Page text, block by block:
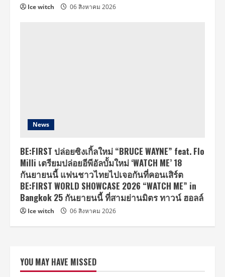
Ice witch 06 สิงหาคม 2026
News
BE:FIRST ปล่อยซิงเกิ้ลใหม่ “BRUCE WAYNE” feat. Flo
Milli เตรียมปล่อยอีพีอัลบั้มใหม่ ‘WATCH ME’ 18
กันยายนนี้ แฟนชาวไทยไปเจอกันที่คอนเสิร์ต
BE:FIRST WORLD SHOWCASE 2026 “WATCH ME” in
Bangkok 25 กันยายนนี้ ที่สามย่านมิตร ทาวน์ ฮอลล์
Ice witch 06 สิงหาคม 2026
YOU MAY HAVE MISSED